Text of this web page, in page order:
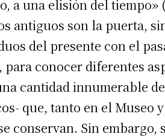
a una elisión del tiempo»
antiguos son la puerta,
del presente con el
para conocer diferentes
cantidad innumerable
que, tanto en el Museo
conservan. Sin embargo,